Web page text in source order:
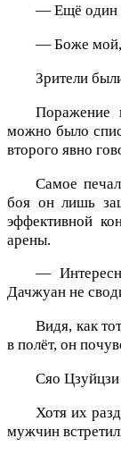
— Ещё один
— Боже мой,
Зрители
Поражение
можно было
второго явно
Самое
боя он лишь
эффективной
арены.
—
Дачжуан не
Видя, как
в полёт, он
Сяо Цзуйцзи
Хотя их
мужчин